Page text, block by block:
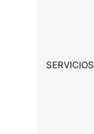
SERVICIOS